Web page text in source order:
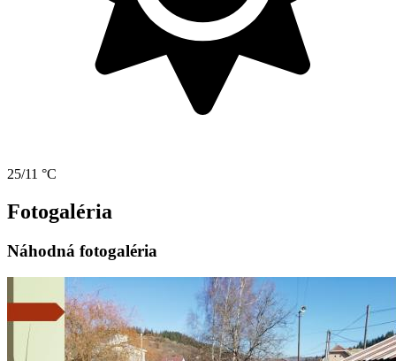
25/11 °C
Fotogaléria
Náhodná fotogaléria